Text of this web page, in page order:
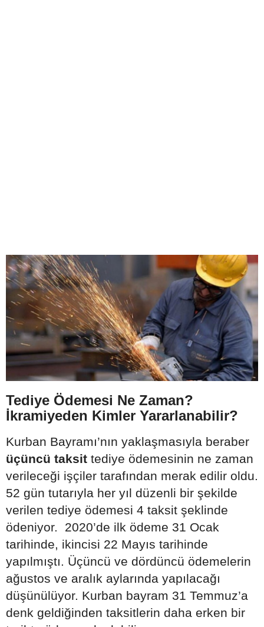
Tediye Ödemesi Ne Zaman?
İkramiyeden Kimler Yararlanabilir?
Kurban Bayramı’nın yaklaşmasıyla beraber
üçüncü taksit tediye ödemesinin ne zaman
verileceği işçiler tarafından merak edilir oldu.
52 gün tutarıyla her yıl düzenli bir şekilde
verilen tediye ödemesi 4 taksit şeklinde
ödeniyor. 2020’de ilk ödeme 31 Ocak
tarihinde, ikincisi 22 Mayıs tarihinde
yapılmıştı. Üçüncü ve dördüncü ödemelerin
ağustos ve aralık aylarında yapılacağı
düşünülüyor. Kurban bayram 31 Temmuz’a
denk geldiğinden taksitlerin daha erken bir